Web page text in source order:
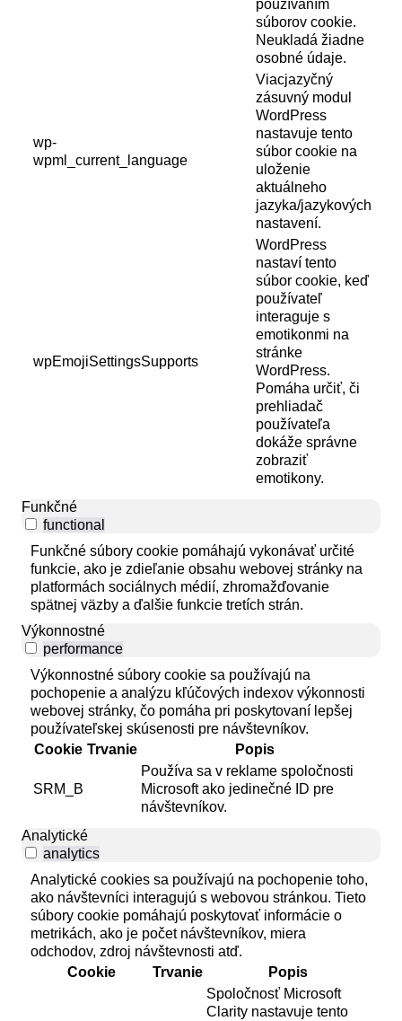
používaním
súborov cookie.
Neukladá žiadne
osobné údaje.
wp-
wpml_current_language
Viacjazyčný
zásuvný modul
WordPress
nastavuje tento
súbor cookie na
uloženie
aktuálneho
jazyka/jazykových
nastavení.
wpEmojiSettingsSupports
WordPress
nastaví tento
súbor cookie, keď
používateľ
interaguje s
emotikonmi na
stránke
WordPress.
Pomáha určiť, či
prehliadač
používateľa
dokáže správne
zobraziť
emotikony.
Funkčné
functional
Funkčné súbory cookie pomáhajú vykonávať určité
funkcie, ako je zdieľanie obsahu webovej stránky na
platformách sociálnych médií, zhromažďovanie
spätnej väzby a ďalšie funkcie tretích strán.
Výkonnostné
performance
Výkonnostné súbory cookie sa používajú na
pochopenie a analýzu kľúčových indexov výkonnosti
webovej stránky, čo pomáha pri poskytovaní lepšej
používateľskej skúsenosti pre návštevníkov.
Cookie Trvanie Popis
SRM_B
Používa sa v reklame spoločnosti
Microsoft ako jedinečné ID pre
návštevníkov.
Analytické
analytics
Analytické cookies sa používajú na pochopenie toho,
ako návštevníci interagujú s webovou stránkou. Tieto
súbory cookie pomáhajú poskytovať informácie o
metrikách, ako je počet návštevníkov, miera
odchodov, zdroj návštevnosti atď.
Cookie
Trvanie Popis
Spoločnosť Microsoft
Clarity nastavuje tento